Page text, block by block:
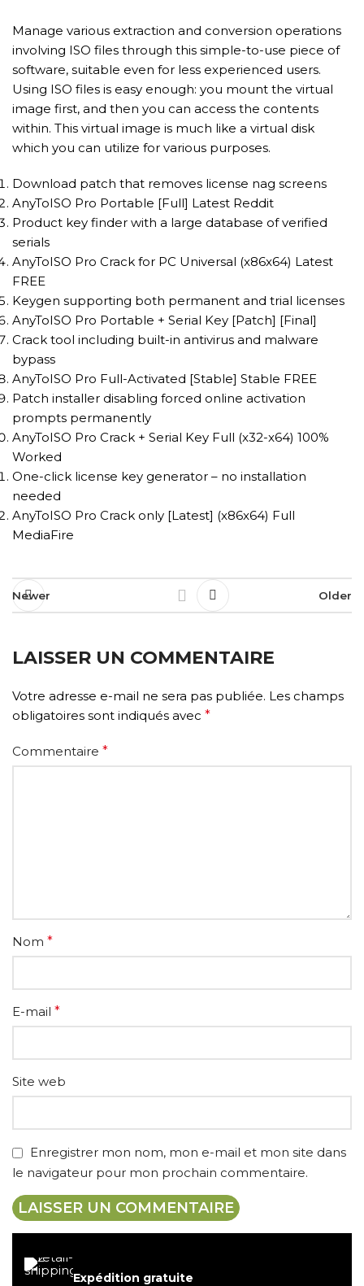
Manage various extraction and conversion operations
involving ISO files through this simple-to-use piece of
software, suitable even for less experienced users.
Using ISO files is easy enough: you mount the virtual
image first, and then you can access the contents
within. This virtual image is much like a virtual disk
which you can utilize for various purposes.
Download patch that removes license nag screens
AnyToISO Pro Portable [Full] Latest Reddit
Product key finder with a large database of verified
serials
AnyToISO Pro Crack for PC Universal (x86x64) Latest
FREE
Keygen supporting both permanent and trial licenses
AnyToISO Pro Portable + Serial Key [Patch] [Final]
Crack tool including built-in antivirus and malware
bypass
AnyToISO Pro Full-Activated [Stable] Stable FREE
Patch installer disabling forced online activation
prompts permanently
AnyToISO Pro Crack + Serial Key Full (x32-x64) 100%
Worked
One-click license key generator – no installation
needed
AnyToISO Pro Crack only [Latest] (x86x64) Full
MediaFire
Newer Older
LAISSER UN COMMENTAIRE
Votre adresse e-mail ne sera pas publiée. Les champs
obligatoires sont indiqués avec *
Commentaire *
Nom *
E-mail *
Site web
Enregistrer mon nom, mon e-mail et mon site dans
le navigateur pour mon prochain commentaire.
Expédition gratuite